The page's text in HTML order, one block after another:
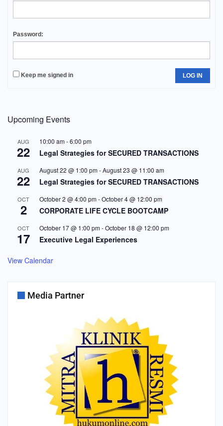
Password:
Keep me signed in LOG IN
Upcoming Events
AUG
22
10:00 am-6:00 pm
Legal Strategies for SECURED TRANSACTIONS
AUG
22
August 22 @ 1:00 pm-August 23 @ 11:00 am
Legal Strategies for SECURED TRANSACTIONS
OCT
2
October 2 @ 4:00 pm-October 4 @ 12:00 pm
CORPORATE LIFE CYCLE BOOTCAMP
OCT
17
October 17 @ 1:00 pm-October 18 @ 12:00 pm
Executive Legal Experiences
View Calendar
Media Partner